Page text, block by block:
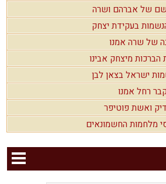
של אברהם ושרה
בעקידת יצחק
של שרה אמנו
מיצחק אבינו
ישראל בצאן לבן
רחל אמנו
ואשת פוטיפר
מלחמות החשמונאים